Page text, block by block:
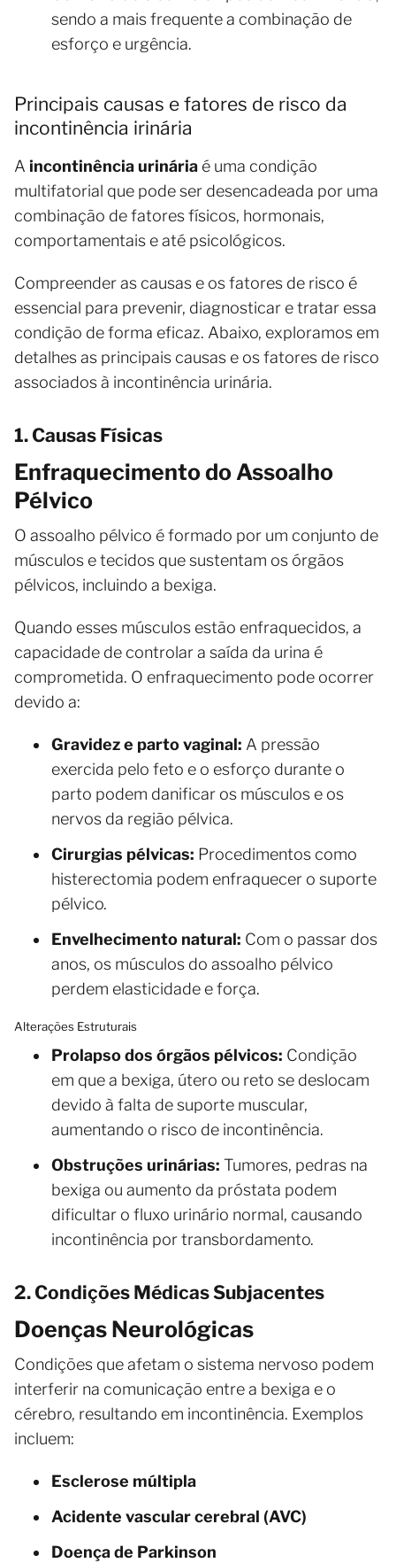
sendo a mais frequente a combinação de
esforço e urgência.
Principais causas e fatores de risco da
incontinência irinária
A incontinência urinária é uma condição
multifatorial que pode ser desencadeada por uma
combinação de fatores físicos, hormonais,
comportamentais e até psicológicos.
Compreender as causas e os fatores de risco é
essencial para prevenir, diagnosticar e tratar essa
condição de forma eficaz. Abaixo, exploramos em
detalhes as principais causas e os fatores de risco
associados à incontinência urinária.
1. Causas Físicas
Enfraquecimento do Assoalho
Pélvico
O assoalho pélvico é formado por um conjunto de
músculos e tecidos que sustentam os órgãos
pélvicos, incluindo a bexiga.
Quando esses músculos estão enfraquecidos, a
capacidade de controlar a saída da urina é
comprometida. O enfraquecimento pode ocorrer
devido a:
Gravidez e parto vaginal: A pressão
exercida pelo feto e o esforço durante o
parto podem danificar os músculos e os
nervos da região pélvica.
Cirurgias pélvicas: Procedimentos como
histerectomia podem enfraquecer o suporte
pélvico.
Envelhecimento natural: Com o passar dos
anos, os músculos do assoalho pélvico
perdem elasticidade e força.
Alterações Estruturais
Prolapso dos órgãos pélvicos: Condição
em que a bexiga, útero ou reto se deslocam
devido à falta de suporte muscular,
aumentando o risco de incontinência.
Obstruções urinárias: Tumores, pedras na
bexiga ou aumento da próstata podem
dificultar o fluxo urinário normal, causando
incontinência por transbordamento.
2. Condições Médicas Subjacentes
Doenças Neurológicas
Condições que afetam o sistema nervoso podem
interferir na comunicação entre a bexiga e o
cérebro, resultando em incontinência. Exemplos
incluem:
Esclerose múltipla
Acidente vascular cerebral (AVC)
Doença de Parkinson